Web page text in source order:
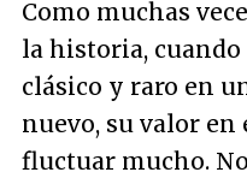
Como muchas
la historia, cuando
clásico y raro en
nuevo, su valor en
fluctuar mucho.